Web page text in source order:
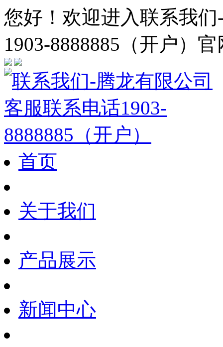
您好！欢迎进入联系我
1903-8888885（开户）官
首页
关于我们
产品展示
新闻中心